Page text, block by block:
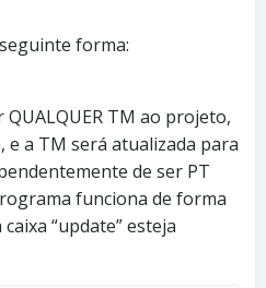
forma:
TM ao projeto,
e a TM será atualizada para
de ser PT
funciona de forma
“update” esteja